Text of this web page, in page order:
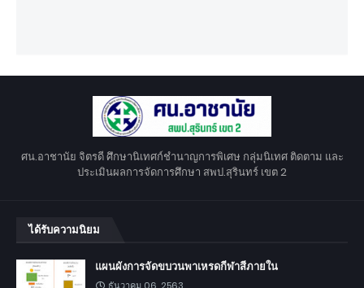
ศน.อาชานัย จิตรดี ศึกษานิเทศก์ชำนาญการพิเศษ กลุ่มนิเทศ ติดตาม และ
ประเมินผลการจัดการศึกษา สพป.สุรินทร์ เขต 2
ได้รับความนิยม
แผนผังการจัดขบวนพาเหรดกีฬาสีภายใน